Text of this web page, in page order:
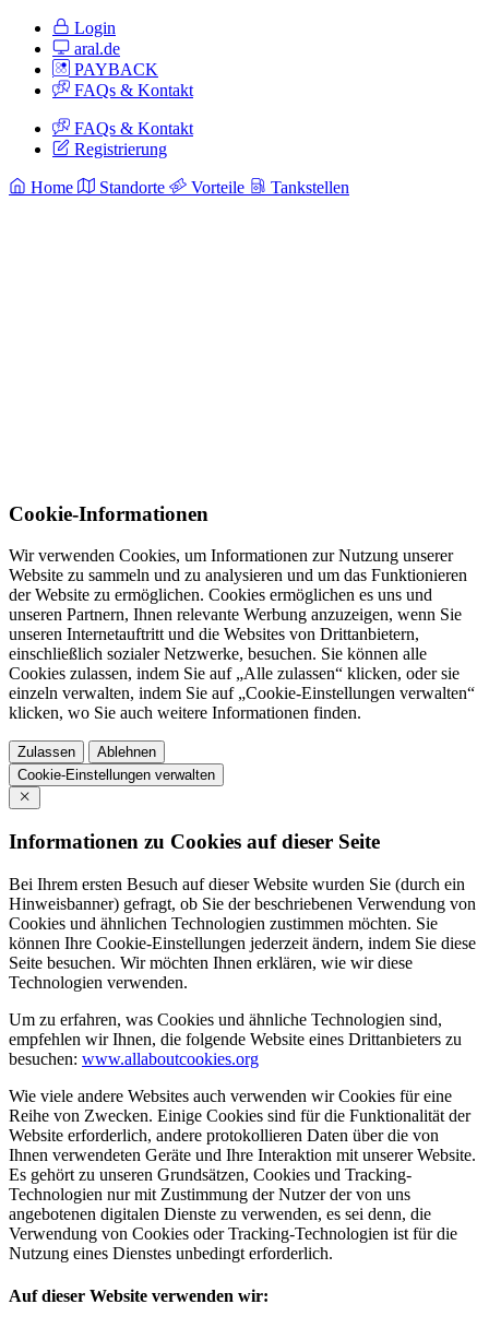
Login
aral.de
PAYBACK
FAQs & Kontakt
FAQs & Kontakt
Registrierung
Home Standorte Vorteile Tankstellen
Cookie-Informationen
Wir verwenden Cookies, um Informationen zur Nutzung unserer
Website zu sammeln und zu analysieren und um das Funktionieren
der Website zu ermöglichen. Cookies ermöglichen es uns und
unseren Partnern, Ihnen relevante Werbung anzuzeigen, wenn Sie
unseren Internetauftritt und die Websites von Drittanbietern,
einschließlich sozialer Netzwerke, besuchen. Sie können alle
Cookies zulassen, indem Sie auf „Alle zulassen“ klicken, oder sie
einzeln verwalten, indem Sie auf „Cookie-Einstellungen verwalten“
klicken, wo Sie auch weitere Informationen finden.
Zulassen
Ablehnen
Cookie-Einstellungen verwalten
Informationen zu Cookies auf dieser Seite
Bei Ihrem ersten Besuch auf dieser Website wurden Sie (durch ein
Hinweisbanner) gefragt, ob Sie der beschriebenen Verwendung von
Cookies und ähnlichen Technologien zustimmen möchten. Sie
können Ihre Cookie-Einstellungen jederzeit ändern, indem Sie diese
Seite besuchen. Wir möchten Ihnen erklären, wie wir diese
Technologien verwenden.
Um zu erfahren, was Cookies und ähnliche Technologien sind,
empfehlen wir Ihnen, die folgende Website eines Drittanbieters zu
besuchen: www.allaboutcookies.org
Wie viele andere Websites auch verwenden wir Cookies für eine
Reihe von Zwecken. Einige Cookies sind für die Funktionalität der
Website erforderlich, andere protokollieren Daten über die von
Ihnen verwendeten Geräte und Ihre Interaktion mit unserer Website.
Es gehört zu unseren Grundsätzen, Cookies und Tracking-
Technologien nur mit Zustimmung der Nutzer der von uns
angebotenen digitalen Dienste zu verwenden, es sei denn, die
Verwendung von Cookies oder Tracking-Technologien ist für die
Nutzung eines Dienstes unbedingt erforderlich.
Auf dieser Website verwenden wir: